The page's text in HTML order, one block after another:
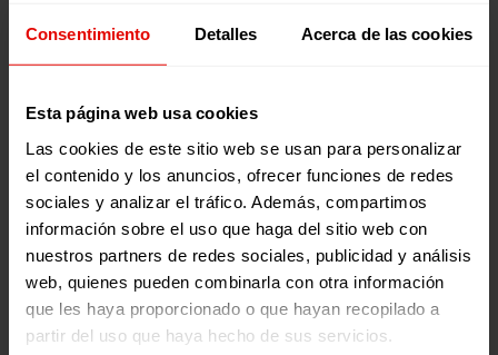
Consentimiento Detalles Acerca de las cookies
Esta página web usa cookies
Las cookies de este sitio web se usan para personalizar
el contenido y los anuncios, ofrecer funciones de redes
sociales y analizar el tráfico. Además, compartimos
información sobre el uso que haga del sitio web con
nuestros partners de redes sociales, publicidad y análisis
web, quienes pueden combinarla con otra información
que les haya proporcionado o que hayan recopilado a
partir del uso que haya hecho de sus servicios.
la escuela?
prácticamente crea una ruptura dentro de su proyecto de
vida. Esto puede llegar a generar un estrés crónico con el
tiempo, de desconexión, de desesperanza, de desarraigo,
porque prácticamente la escuela es ese espacio seguro
que te permite crear un vínculo con las personas que te
rodean, pero también haciendo parte de una motivación
frente a lo que puedas estudiar”.
Castellanos señala que la escuela es un espacio esencial
para construir vínculos, desarrollar expectativas de futuro
y fortalecer el sentido de pertenencia.